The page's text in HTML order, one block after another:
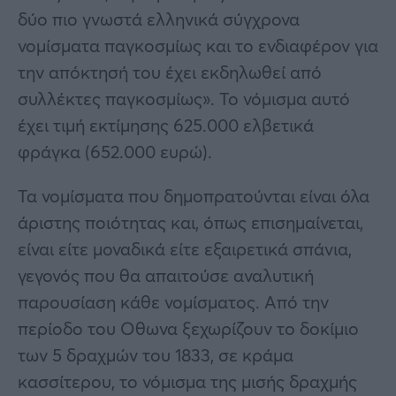
δύο πιο γνωστά ελληνικά σύγχρονα
νομίσματα παγκοσμίως και το ενδιαφέρον για
την απόκτησή του έχει εκδηλωθεί από
συλλέκτες παγκοσμίως». Το νόμισμα αυτό
έχει τιμή εκτίμησης 625.000 ελβετικά
φράγκα (652.000 ευρώ).
Τα νομίσματα που δημοπρατούνται είναι όλα
άριστης ποιότητας και, όπως επισημαίνεται,
είναι είτε μοναδικά είτε εξαιρετικά σπάνια,
γεγονός που θα απαιτούσε αναλυτική
παρουσίαση κάθε νομίσματος. Από την
περίοδο του Οθωνα ξεχωρίζουν το δοκίμιο
των 5 δραχμών του 1833, σε κράμα
κασσίτερου, το νόμισμα της μισής δραχμής